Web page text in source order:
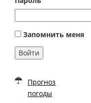
Запомнить меня
Войти
Прогноз
погоды